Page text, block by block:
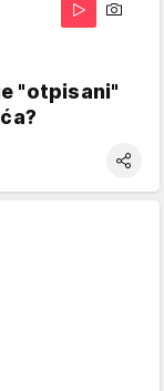
"otpisani"